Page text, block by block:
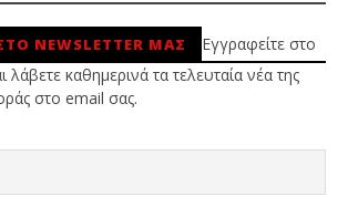
NEWSLETTER ΜΑΣ
Εγγραφείτε στο
λάβετε καθημερινά τα τελευταία νέα της
στο email σας.